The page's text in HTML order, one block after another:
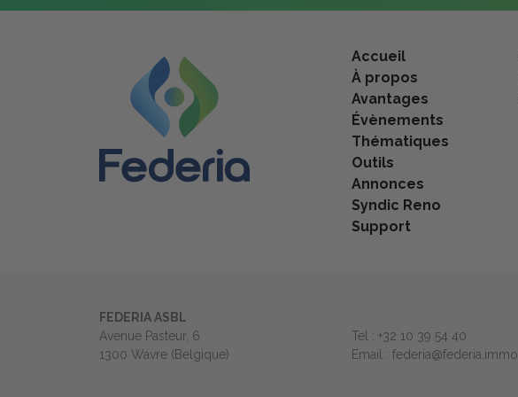
Accueil
À propos
Avantages
Évènements
Thématiques
Outils
Annonces
Syndic Reno
Support
FEDERIA ASBL
Avenue Pasteur, 6
1300 Wavre (Belgique)
Tel : +32 10 39 54 40
Email : federia@federia.immo